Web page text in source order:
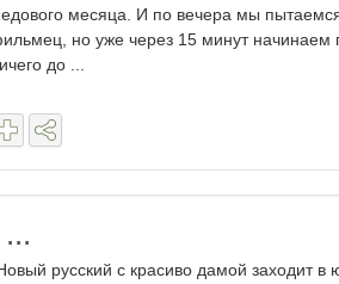
месяца. И по вечера мы
но уже через 15 минут начинаем
до ...
русский с красиво дамой заходит